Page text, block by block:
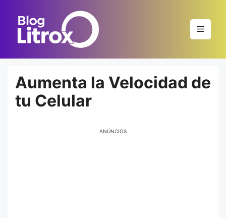
contenido
Menú
Aumenta la Velocidad de
tu Celular
ANÚNCIOS